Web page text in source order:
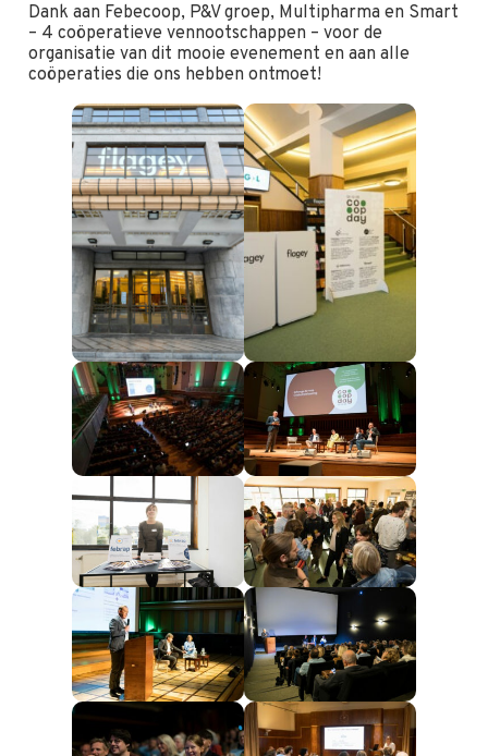
Dank aan Febecoop, P&V groep, Multipharma en Smart
– 4 coöperatieve vennootschappen – voor de
organisatie van dit mooie evenement en aan alle
coöperaties die ons hebben ontmoet!